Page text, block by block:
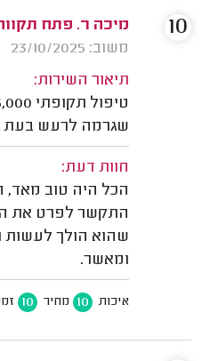
מיכה ר. פתח
משוב: 23/10/2025
תיאור השירות:
שגרמה לרעש בעת
חוות דעת:
הכל היה טוב מאד,
התקשר לפרט את
שהוא הולך לעשות
ומאשר.
איכות 10 מחיר 10
10